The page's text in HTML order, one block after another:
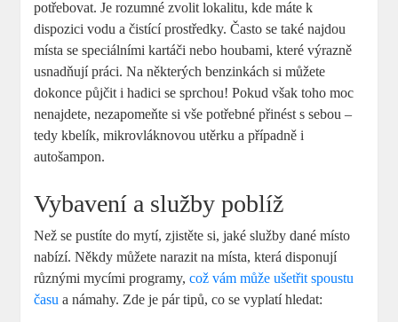
potřebovat. Je rozumné zvolit lokalitu, kde máte k
dispozici vodu a čistící prostředky. Často se také najdou
místa se speciálními kartáči nebo houbami, které výrazně
usnadňují práci. Na některých benzinkách si můžete
dokonce půjčit i hadici se sprchou! Pokud však toho moc
nenajdete, nezapomeňte si vše potřebné přinést s sebou –
tedy kbelík, mikrovláknovou utěrku a případně i
autošampon.
Vybavení a služby poblíž
Než se pustíte do mytí, zjistěte si, jaké služby dané místo
nabízí. Někdy můžete narazit na místa, která disponují
různými mycími programy,což vám může ušetřit spoustu
času a námahy. Zde je pár tipů, co se vyplatí hledat: